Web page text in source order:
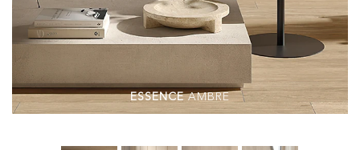
ESSENCEAMBRE